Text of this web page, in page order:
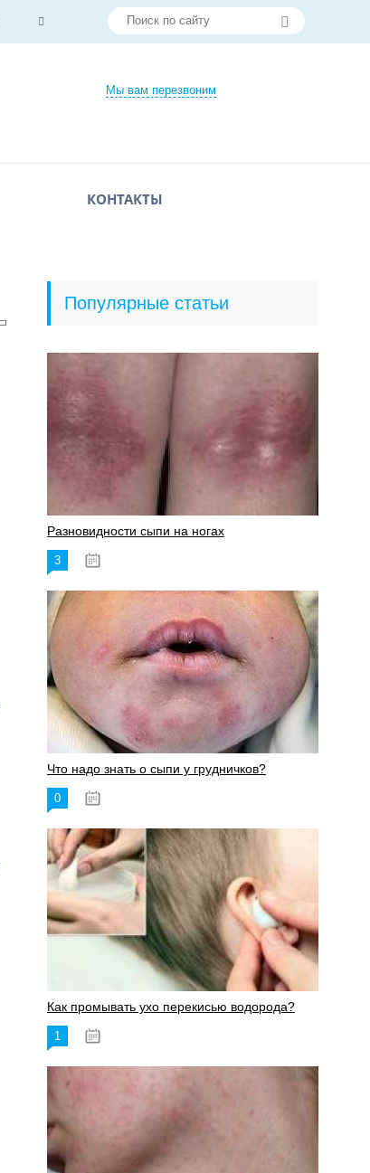
Мы вам перезвоним
КОНТАКТЫ
Популярные статьи
Разновидности сыпи на ногах
3
Что надо знать о сыпи у грудничков?
0
Как промывать ухо перекисью водорода?
1